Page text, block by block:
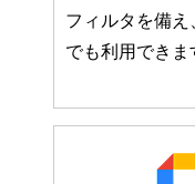
フィルタを備
でも利用できま